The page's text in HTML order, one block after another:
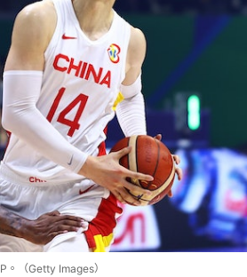
（Getty Images）